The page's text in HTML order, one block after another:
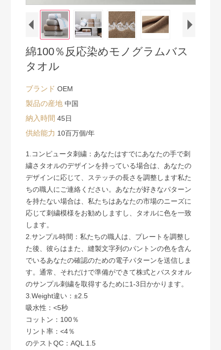
綿100％反応染めモノグラムバス
タオル
ブランドOEM
製品の産地中国
納入時間45日
供給能力 10百万個/年
1.コンピュータ刺繍：あなたはすでにあなたの手で刺
繍さタオルのデザインを持っている場合は、あなたの
デザインに応じて、ステッチの長さを調整します私た
ちの職人にご連絡ください。あなたが好きなパターン
を持たない場合は、私たちはあなたの市場のニーズに
応じて刺繍模様をお勧めしますし、タオルに色を一致
します。
2.サンプル時間：私たちの職人は、プレートを調整し
た後、彼らはまた、縫製文字列のパントンの色を含ん
でいるあなたの確認のための電子パターンを送信しま
す。通常、それだけで準備ができて株式とバスタオル
のサンプル刺繍を取得するために1-3日かかります。
3.Weight違い：±2.5
吸水性：<5秒
コットン：100％
リント率：<4％
のテストQC：AQL 1.5